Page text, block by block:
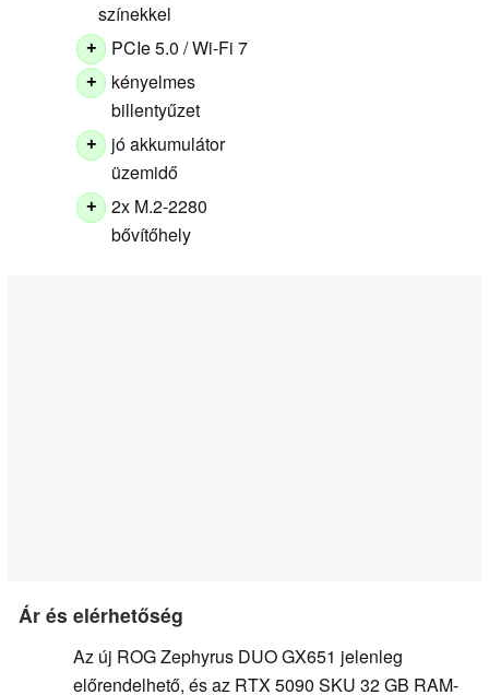
színekkel
+ PCIe 5.0 / Wi-Fi 7
+
kényelmes
billentyűzet
+
jó akkumulátor
üzemidő
+
2x M.2-2280
bővítőhely
Ár és elérhetőség
Az új ROG Zephyrus DUO GX651 jelenleg
előrendelhető, és az RTX 5090 SKU 32 GB RAM-